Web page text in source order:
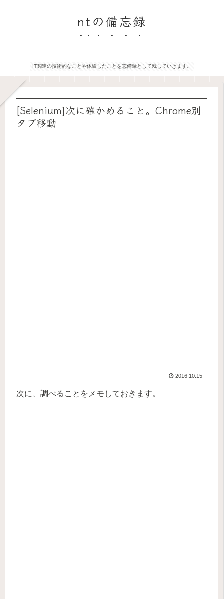
ntの備忘録
IT関連の技術的なことや体験したことを忘備録として残していきます。
[Selenium]次に確かめること。Chrome別
タブ移動
2016.10.15
次に、調べることをメモしておきます。